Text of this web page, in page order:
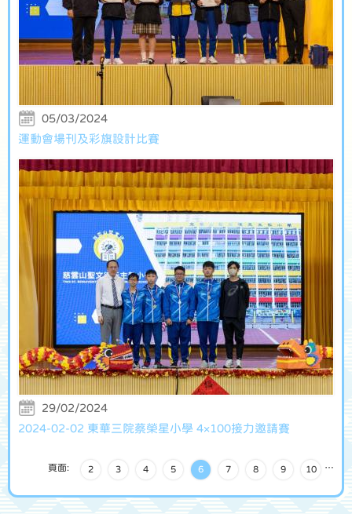
05/03/2024
運動會場刊及彩旗設計比賽
29/02/2024
2024-02-02 東華三院蔡榮星小學 4×100接力邀請賽
頁面: …
2 3 4 5 6 7 8 9 10